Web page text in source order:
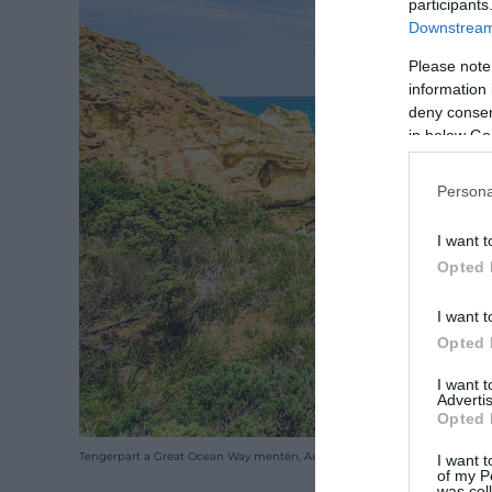
Please
information
deny
in below
I want
Opted
I want
Opted
I want
Opted
I want
of my
Tengerpart a Great Ocean Way mentén, Ausztrália